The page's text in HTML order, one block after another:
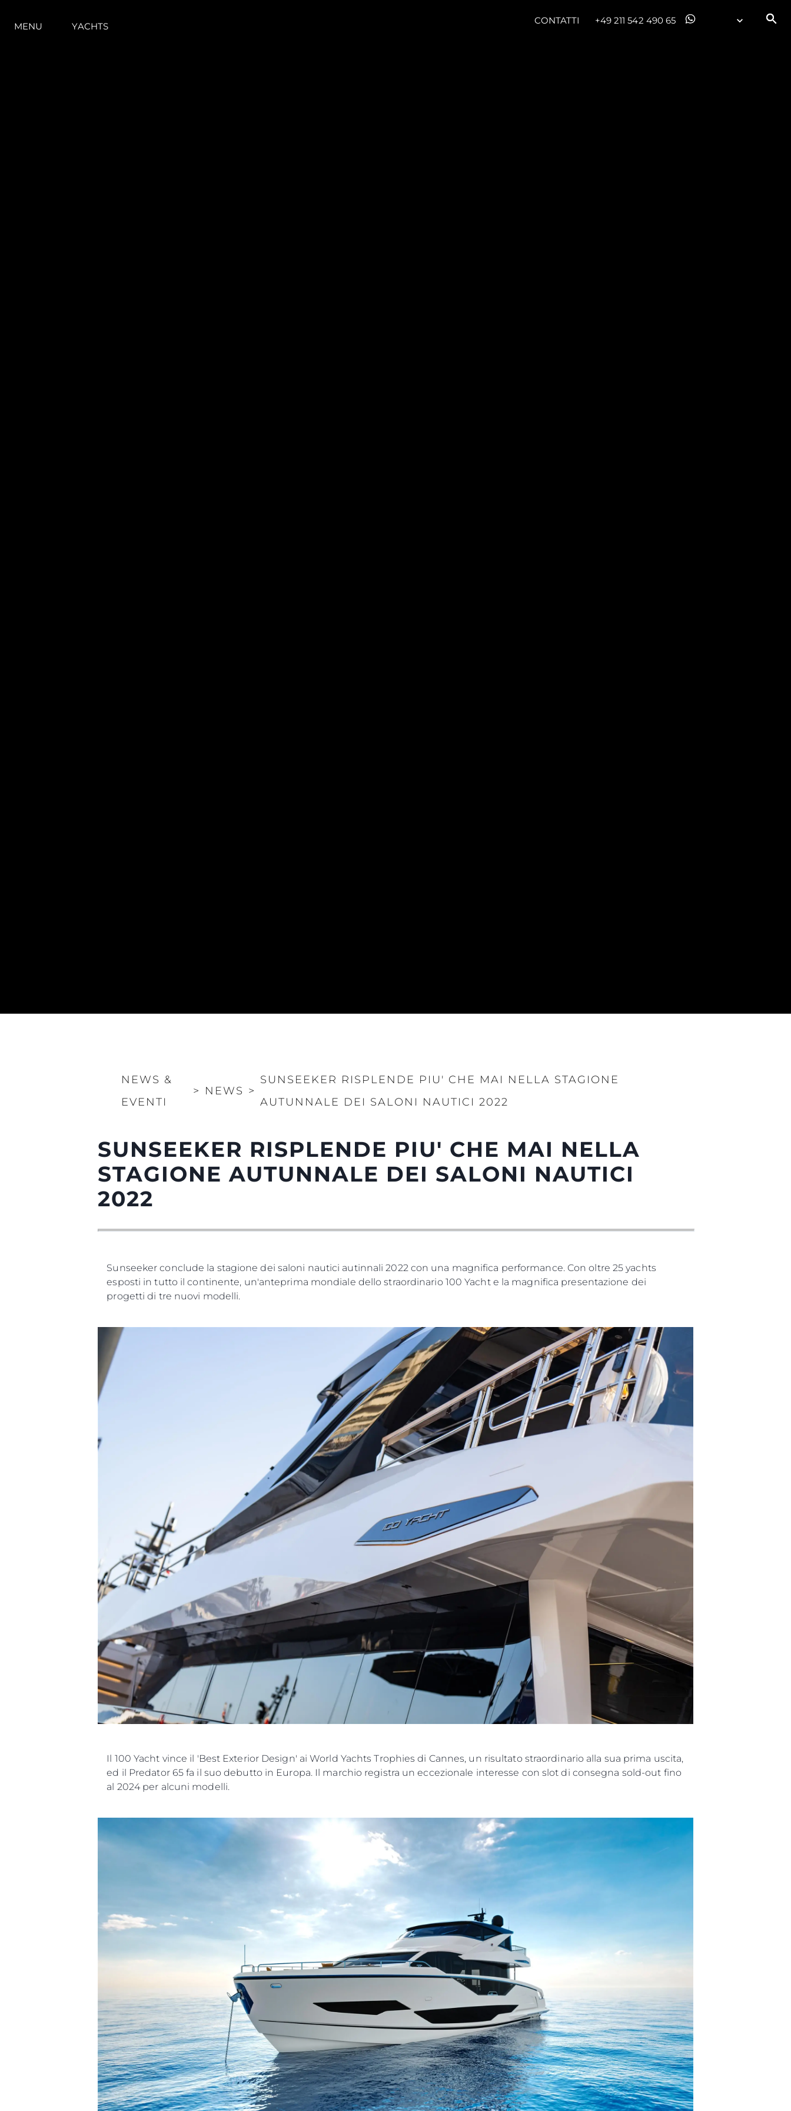
MENU YACHTS
CONTATTI +49 211 542 490 65
NEWS &
EVENTI
> NEWS >
SUNSEEKER RISPLENDE PIU' CHE MAI NELLA STAGIONE
AUTUNNALE DEI SALONI NAUTICI 2022
SUNSEEKER RISPLENDE PIU' CHE MAI NELLA
STAGIONE AUTUNNALE DEI SALONI NAUTICI
2022
Sunseeker conclude la stagione dei saloni nautici autinnali 2022 con una magnifica performance. Con oltre 25 yachts
esposti in tutto il continente, un'anteprima mondiale dello straordinario 100 Yacht e la magnifica presentazione dei
progetti di tre nuovi modelli.
Il 100 Yacht vince il 'Best Exterior Design' ai World Yachts Trophies di Cannes, un risultato straordinario alla sua prima uscita,
ed il Predator 65 fa il suo debutto in Europa. Il marchio registra un eccezionale interesse con slot di consegna sold-out fino
al 2024 per alcuni modelli.
Aspetti Legali
POLICY SULLA PRIVACY
MODERN SLAVERY
STATEMENT
TERMINOS Y CONDICIONES
COOKIE POLICY
RECLUTAMENTO
L'azienda
Brokerage
Charter
News
Innovazione
L'azienda
Il Team
Lifestyle
Heritage
Valuta La Tua Imbarcazione